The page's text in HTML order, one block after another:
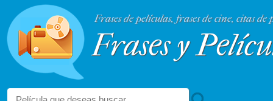
Frases de películas, frases de cine, citas de
Frases y